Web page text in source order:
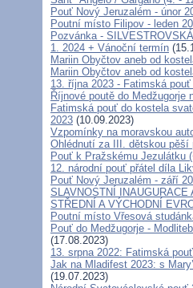
Pouť Nový Jeruzalém - únor
Poutní místo Filipov - leden
Pozvánka -
1. 2024 + Vánoční termín
Mariin Obyčtov aneb od
Mariin Obyčtov aneb od
13. října 2023 - Fatimská
Říjnové poutě do Medžugorje
Fatimská pouť do kostela
2023 (10.09.2023)
Vzpomínky na moravskou
Ohlédnutí za III. dětskou pěší
Pouť k Pražskému Jezulátku
12. národní pouť přátel díla
Pouť Nový Jeruzalém - září
SLAVNOSTNÍ
STŘEDNÍ A VÝCHODNÍ
Poutní místo Vřesová
Pouť do Medžugorje -
(17.08.2023)
13. srpna 2022: Fatimská
Jak na Mladifest 2023: s
(19.07.2023)